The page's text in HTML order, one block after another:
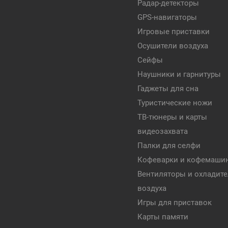
Радар-детекторы
GPS-навигаторы
Игровые приставки
Осушители воздуха
Сейфы
Наушники и гарнитуры
Гаджеты для сна
Туристические ножи
ТВ-тюнеры и карты
видеозахвата
Палки для селфи
Кофеварки и
Вентиляторы и
воздуха
Игры для приставок
Карты памяти